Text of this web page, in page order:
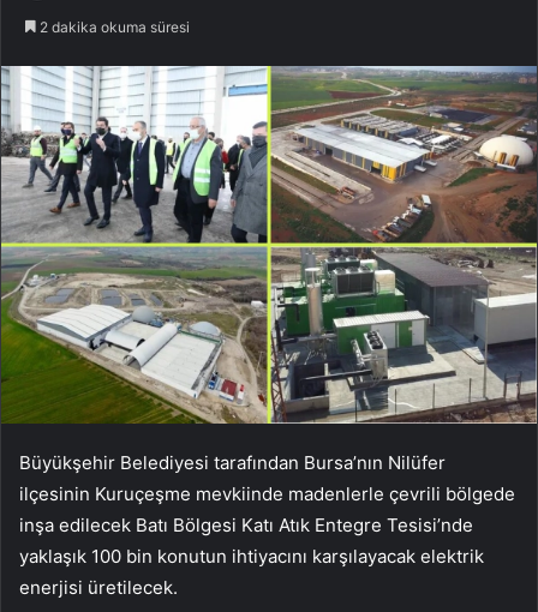
2 dakika okuma süresi
Büyükşehir Belediyesi tarafından Bursa’nın Nilüfer
ilçesinin Kuruçeşme mevkiinde madenlerle çevrili bölgede
inşa edilecek Batı Bölgesi Katı Atık Entegre Tesisi’nde
yaklaşık 100 bin konutun ihtiyacını karşılayacak elektrik
enerjisi üretilecek.